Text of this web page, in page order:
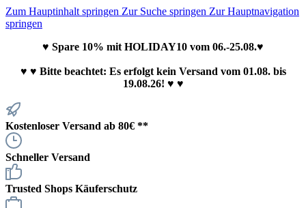
Zum Hauptinhalt springen Zur Suche springen Zur Hauptnavigation
springen
♥ Spare 10% mit HOLIDAY10 vom 06.-25.08.♥
♥ ♥ Bitte beachtet: Es erfolgt kein Versand vom 01.08. bis
19.08.26! ♥ ♥
Kostenloser Versand ab 80€ **
Schneller Versand
Trusted Shops Käuferschutz